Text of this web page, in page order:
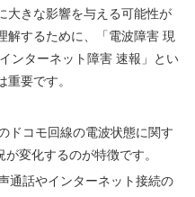
大きな影響を与える可能性が
解するために、「電波障害 現
ンターネット障害 速報」とい
要です。
ドコモ回線の電波状態に関す
変化するのが特徴です。
通話やインターネット接続の